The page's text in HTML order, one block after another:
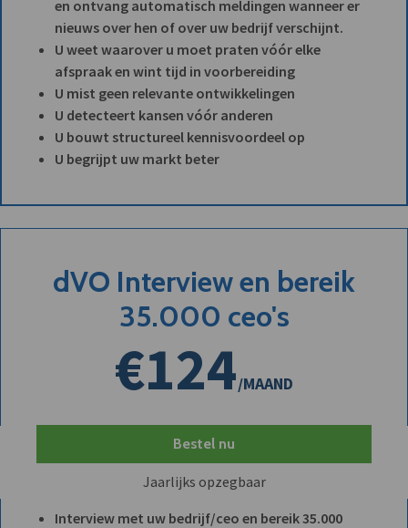
en ontvang automatisch meldingen wanneer er
nieuws over hen of over uw bedrijf verschijnt.
U weet waarover u moet praten vóór elke
afspraak en wint tijd in voorbereiding
U mist geen relevante ontwikkelingen
U detecteert kansen vóór anderen
U bouwt structureel kennisvoordeel op
U begrijpt uw markt beter
dVO Interview en bereik
35.000 ceo's
€124/MAAND
Bestel nu
Jaarlijks opzegbaar
Interview met uw bedrijf/ceo en bereik 35.000